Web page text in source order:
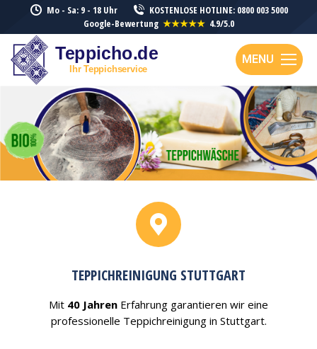
Mo - Sa: 9 - 18 Uhr
KOSTENLOSE HOTLINE: 0800 003 5000
Google-Bewertung ★★★★★ 4.9/5.0
MENU
TEPPICHREINIGUNG STUTTGART
Mit 40 Jahren Erfahrung garantieren wir eine
professionelle Teppichreinigung in Stuttgart.